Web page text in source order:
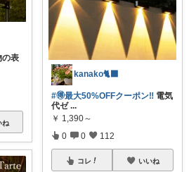
の表
ね
kanako🐈‍⬛
#🉐最大50%OFFクーポン‼️ 電気
代ゼ ...
￥ 1,390～
0 0 112
コレ いいね